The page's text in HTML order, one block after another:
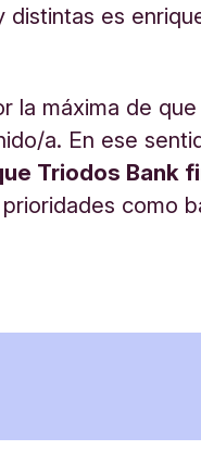
es
la máxima de
a. En ese
Triodos Bank
como